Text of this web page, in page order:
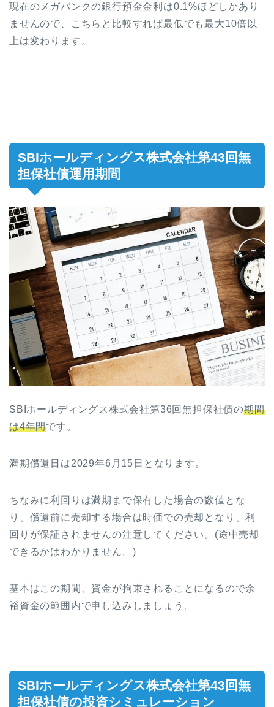
現在のメガバンクの銀行預金金利は0.1%ほどしかあり
ませんので、こちらと比較すれば最低でも最大10倍以
上は変わります。
SBIホールディングス株式会社第43回無
担保社債運用期間
SBIホールディングス株式会社第36回無担保社債の期間
は4年間です。
満期償還日は2029年6月15日となります。
ちなみに利回りは満期まで保有した場合の数値とな
り、償還前に売却する場合は時価での売却となり、利
回りが保証されませんの注意してください。(途中売却
できるかはわかりません。)
基本はこの期間、資金が拘束されることになるので余
裕資金の範囲内で申し込みしましょう。
SBIホールディングス株式会社第43回無
担保社債の投資シミュレーション